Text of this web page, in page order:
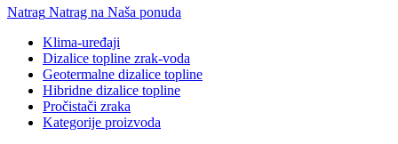
Natrag Natrag na Naša ponuda
Klima-uređaji
Dizalice topline zrak-voda
Geotermalne dizalice topline
Hibridne dizalice topline
Pročistači zraka
Kategorije proizvoda